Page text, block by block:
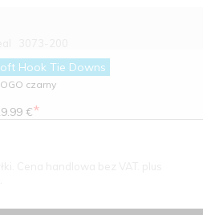
Hook Tie Downs
czarny
€*